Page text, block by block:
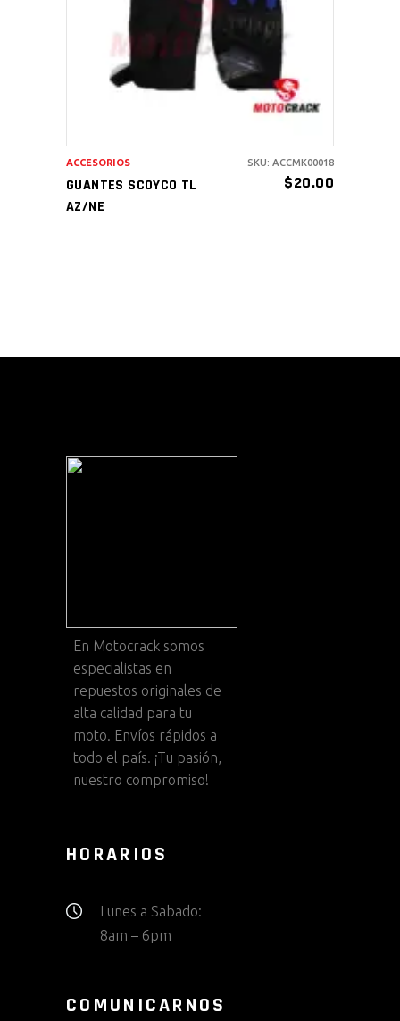
AÑADIR AL CARRITO
GUANTES SCOYCO TL
AZ/NE
$20.00
ACCESORIOS SKU: ACCMK00018
En Motocrack somos
especialistas en
repuestos originales de
alta calidad para tu
moto. Envíos rápidos a
todo el país. ¡Tu pasión,
nuestro compromiso!
HORARIOS
Lunes a Sabado:
8am – 6pm
COMUNICARNOS